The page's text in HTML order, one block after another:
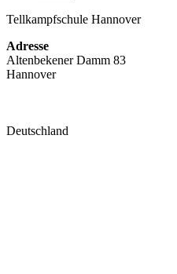
Tellkampfschule Hannover
Adresse
Altenbekener Damm 83
Hannover
Deutschland